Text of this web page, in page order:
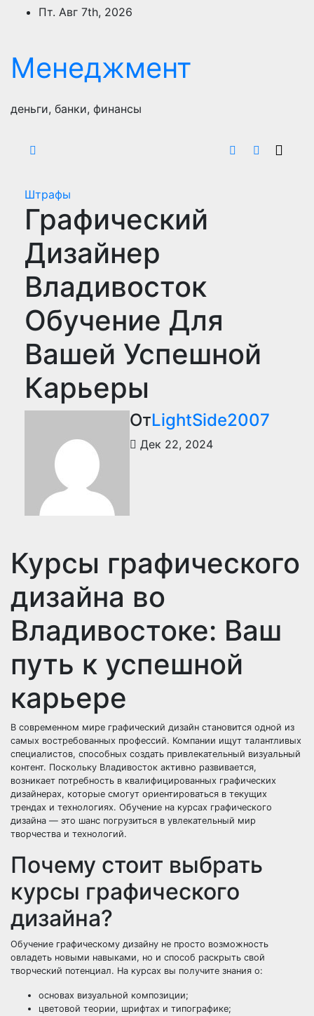
ПерейтиПт. Авг 7th, 2026
Менеджмент
деньги, банки, финансы
Штрафы
Графический
Дизайнер
Владивосток
Обучение Для
Вашей Успешной
Карьеры
ОтLightSide2007
Дек 22, 2024
Курсы графического
дизайна во
Владивостоке: Ваш
путь к успешной
карьере
В современном мире графический дизайн становится одной из
самых востребованных профессий. Компании ищут талантливых
специалистов, способных создать привлекательный визуальный
контент. Поскольку Владивосток активно развивается,
возникает потребность в квалифицированных графических
дизайнерах, которые смогут ориентироваться в текущих
трендах и технологиях. Обучение на курсах графического
дизайна — это шанс погрузиться в увлекательный мир
творчества и технологий.
Почему стоит выбрать
курсы графического
дизайна?
Обучение графическому дизайну не просто возможность
овладеть новыми навыками, но и способ раскрыть свой
творческий потенциал. На курсах вы получите знания о:
основах визуальной композиции;
цветовой теории, шрифтах и типографике;